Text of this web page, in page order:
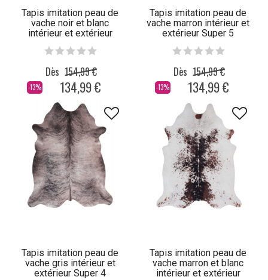
Tapis imitation peau de
vache noir et blanc
intérieur et extérieur
-13%
Dès 154,99 €
134,99 €
Tapis imitation peau de
vache marron intérieur et
extérieur Super 5
-13%
Dès 154,99 €
134,99 €
Tapis imitation peau de
vache gris intérieur et
extérieur Super 4
Tapis imitation peau de
vache marron et blanc
intérieur et extérieur